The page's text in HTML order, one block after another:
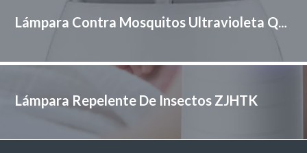
Lámpara Contra Mosquitos Ultravioleta QXHELIU
Lámpara Repelente De Insectos ZJHTK